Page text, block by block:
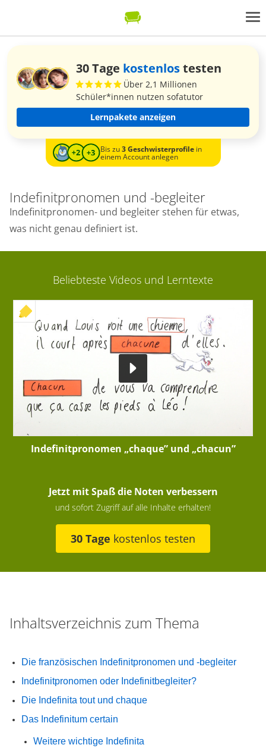
30 Tage kostenlostesten
Über 2,1 Millionen
Schüler*innen nutzen sofatutor
Lernpakete anzeigen
Bis zu3 Geschwisterprofilein
einem Account anlegen
Indefinitpronomen und -begleiter
Indefinitpronomen- und begleiter stehen für etwas,
was nicht genau definiert ist.
Beliebteste Videos und Lerntexte
Indefinitpronomen „chaque” und „chacun”
Jetzt mit Spaß die Noten verbessern
und sofort Zugriff auf alle Inhalte erhalten!
30 Tage kostenlos testen
Inhaltsverzeichnis zum Thema
Die französischen Indefinitpronomen und -begleiter
Indefinitpronomen oder Indefinitbegleiter?
Die Indefinita tout und chaque
Das Indefinitum certain
Weitere wichtige Indefinita